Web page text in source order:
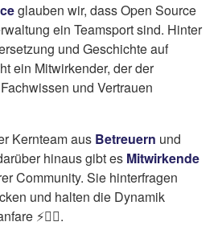
glauben wir, dass Open Source
ein Teamsport sind. Hinter
und Geschichte auf
ein Mitwirkender, der der
und Vertrauen
Kernteam aus Betreuern und
hinaus gibt es Mitwirkende
Community. Sie hinterfragen
und halten die Dynamik
⚡✍🏼.